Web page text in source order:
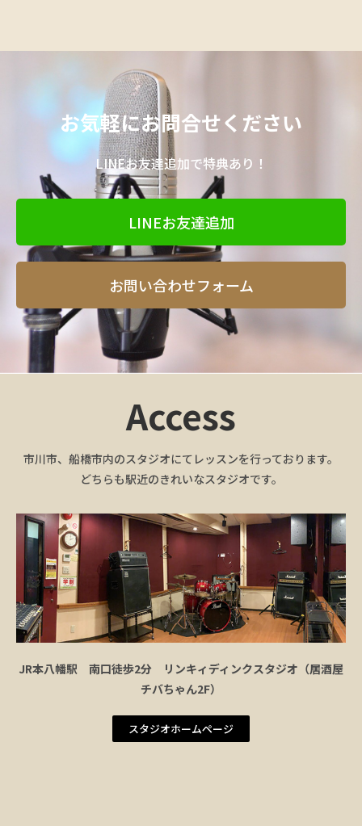
お気軽にお問合せください
LINEお友達追加で特典あり！
LINEお友達追加
お問い合わせフォーム
Access
市川市、船橋市内のスタジオにてレッスンを行っております。
どちらも駅近のきれいなスタジオです。
JR本八幡駅 南口徒歩2分 リンキィディンクスタジオ（居酒屋
チバちゃん2F）
スタジオホームページ